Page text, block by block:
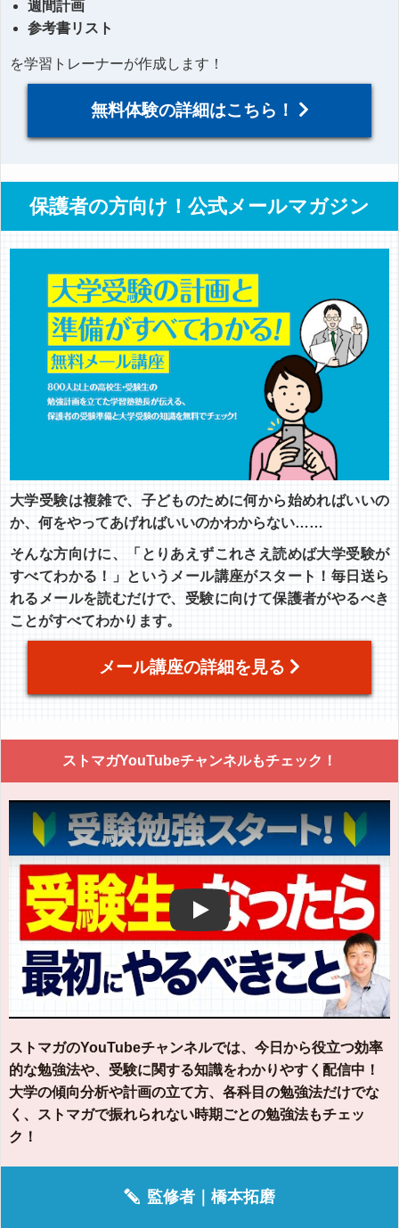
週間計画
参考書リスト
を学習トレーナーが作成します！
無料体験の詳細はこちら！
保護者の方向け！公式メールマガジン
大学受験は複雑で、子どものために何から始めればいいの
か、何をやってあげればいいのかわからない……
そんな方向けに、「とりあえずこれさえ読めば大学受験が
すべてわかる！」というメール講座がスタート！毎日送ら
れるメールを読むだけで、受験に向けて保護者がやるべき
ことがすべてわかります。
メール講座の詳細を見る
ストマガYouTubeチャンネルもチェック！
Play
ストマガのYouTubeチャンネルでは、今日から役立つ効率
的な勉強法や、受験に関する知識をわかりやすく配信中！
大学の傾向分析や計画の立て方、各科目の勉強法だけでな
く、ストマガで振れられない時期ごとの勉強法もチェッ
ク！
監修者｜橋本拓磨